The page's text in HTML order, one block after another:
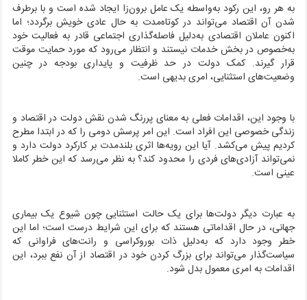
به هر رو، این رکود به‌واسطه یک عامل برون‌زا ایجاد شده است و با برطرف
شدن آن اقتصاد می‌تواند در کوتاه‌مدت به حال عادی خویش برگردد؛ اما
اکنون عاملان اقتصادی به‌دلیل فاصله‌گذاری اجتماعی قادر به فعالیت خود
به‌خصوص در بخش خدمات نیستند و انتظار می‌رود که مورد حمایت موقت
قرار گیرند. کمک دولت در حد ظرفیت و پایداری بودجه در چنین
وضعیت‌های استثنایی، امری بدیهی است.
با وجود این، اقدامات فعلی به معنای پررنگ شدن نقش دولت در اقتصاد و
زندگی خصوصی این افراد است. این امر پرسش دومی را که در ابتدا مطرح
کردیم پیش می‌کشد. آیا این رویه‌ها اثری بلندمدت بر کارکرد دولت دارد و
نمی‌تواند آزادی‌های فردی را محدود کند؟ به نظر می‌رسد که این خطر کاملا
عینی است.
به عبارت دیگر دولت‌ها برای یک حالت استثنایی چون شیوع یک بیماری
جهانی، در حال اقداماتی هستند که برای این شرایط درست است؛ اما این
خطر وجود دارد که به‌دلیل ذات بوروکراسی و رانت‌های فراوانی که
سیاست‌گذار می‌تواند برای بزرگ کردن خود در اقتصاد از آن نفع ببرد، این
اقدامات به امری معمول بدل شود.